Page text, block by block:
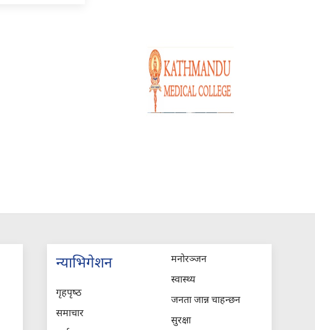
न्याभिगेशन
गृहपृष्‍ठ
समाचार
मनोरञ्जन
स्वास्थ्य
जनता जान्न चाहन्छन
सुरक्षा